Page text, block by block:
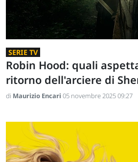
SERIE TV
Robin Hood: quali
ritorno dell'arciere di
di Maurizio Encari 05 novembre 2025 09:27